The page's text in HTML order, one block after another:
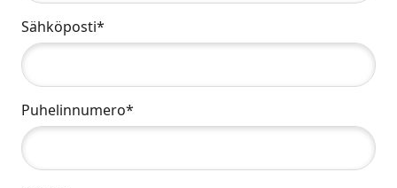
Sähköposti*
Puhelinnumero*